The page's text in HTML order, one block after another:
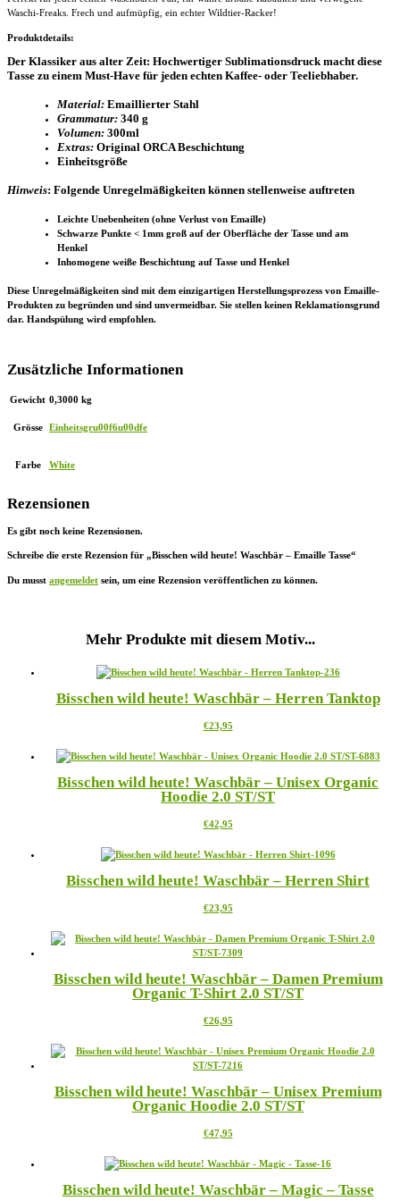
Waschi-Freaks. Frech und aufmüpfig, ein echter Wildtier-Racker!
Produktdetails:
Der Klassiker aus alter Zeit: Hochwertiger Sublimationsdruck macht diese
Tasse zu einem Must-Have für jeden echten Kaffee- oder Teeliebhaber.
Material: Emaillierter Stahl
Grammatur: 340 g
Volumen: 300ml
Extras: Original ORCA Beschichtung
Einheitsgröße
Hinweis: Folgende Unregelmäßigkeiten können stellenweise auftreten
Leichte Unebenheiten (ohne Verlust von Emaille)
Schwarze Punkte < 1mm groß auf der Oberfläche der Tasse und am
Henkel
Inhomogene weiße Beschichtung auf Tasse und Henkel
Diese Unregelmäßigkeiten sind mit dem einzigartigen Herstellungsprozess von Emaille-
Produkten zu begründen und sind unvermeidbar. Sie stellen keinen Reklamationsgrund
dar. Handspülung wird empfohlen.
Zusätzliche Informationen
Gewicht 0,3000 kg
Grösse Einheitsgru00f6u00dfe
Farbe White
Rezensionen
Es gibt noch keine Rezensionen.
Schreibe die erste Rezension für „Bisschen wild heute! Waschbär – Emaille Tasse“
Du musst angemeldet sein, um eine Rezension veröffentlichen zu können.
Mehr Produkte mit diesem Motiv...
Bisschen wild heute! Waschbär – Herren Tanktop
€23,95Dieses
weist
Varianten
auf.
Optionen
auf
Produktseite
werden
Bisschen wild heute! Waschbär – Unisex Organic
Hoodie 2.0 ST/ST
€42,95Dieses
weist
Varianten
Die
können
auf
Produktseite
gewählt
Bisschen wild heute! Waschbär – Herren Shirt
€23,95Dieses
weist
mehrere
auf.
Die
können
der
Produktseite
werden
Bisschen wild heute! Waschbär – Damen Premium
Organic T-Shirt 2.0 ST/ST
€26,95Dieses
weist
mehrere
auf.
Die
können
der
gewählt
Bisschen wild heute! Waschbär – Unisex Premium
Organic Hoodie 2.0 ST/ST
€47,95Dieses
weist
Varianten
Bisschen wild heute! Waschbär – Magic – Tasse